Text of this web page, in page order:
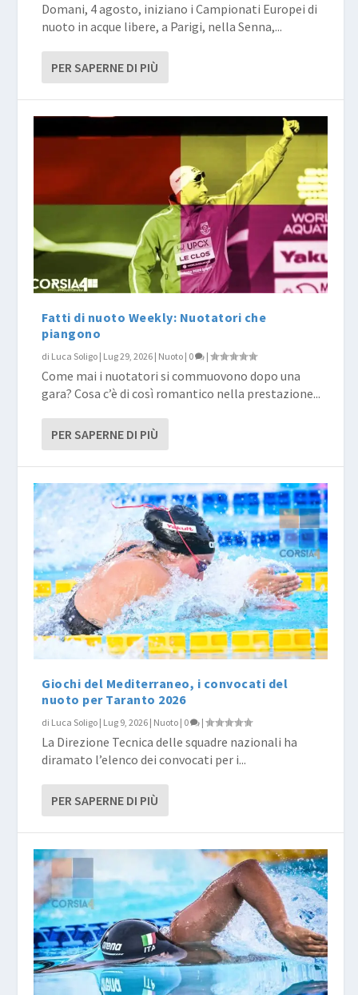
Domani, 4 agosto, iniziano i Campionati Europei di
nuoto in acque libere, a Parigi, nella Senna,...
PER SAPERNE DI PIÙ
Fatti di nuoto Weekly: Nuotatori che
piangono
di Luca Soligo | Lug 29, 2026 | Nuoto | 0 |
Come mai i nuotatori si commuovono dopo una
gara? Cosa c’è di così romantico nella prestazione...
PER SAPERNE DI PIÙ
Giochi del Mediterraneo, i convocati del
nuoto per Taranto 2026
di Luca Soligo | Lug 9, 2026 | Nuoto | 0 |
La Direzione Tecnica delle squadre nazionali ha
diramato l’elenco dei convocati per i...
PER SAPERNE DI PIÙ